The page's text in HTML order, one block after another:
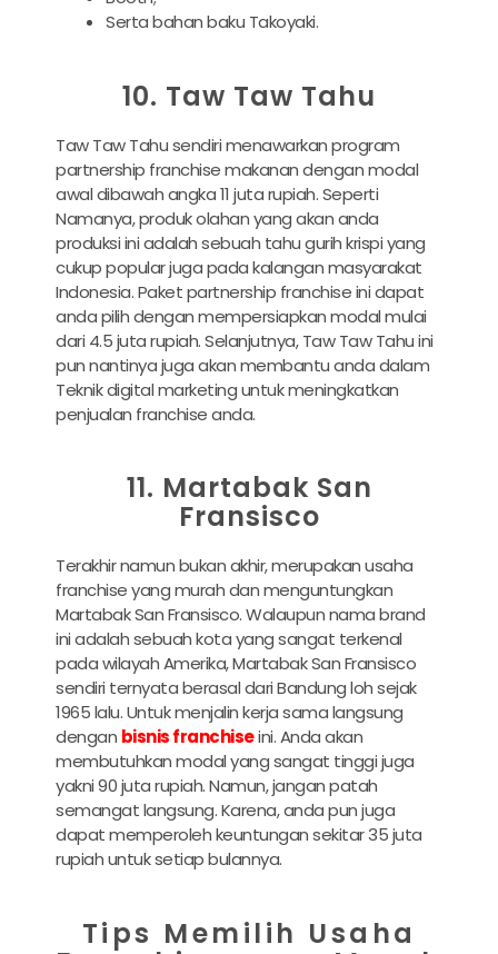
Serta bahan baku Takoyaki.
10. Taw Taw Tahu
Taw Taw Tahu sendiri menawarkan program
partnership franchise makanan dengan modal
awal dibawah angka 11 juta rupiah. Seperti
Namanya, produk olahan yang akan anda
produksi ini adalah sebuah tahu gurih krispi yang
cukup popular juga pada kalangan masyarakat
Indonesia. Paket partnership franchise ini dapat
anda pilih dengan mempersiapkan modal mulai
dari 4.5 juta rupiah. Selanjutnya, Taw Taw Tahu ini
pun nantinya juga akan membantu anda dalam
Teknik digital marketing untuk meningkatkan
penjualan franchise anda.
11. Martabak San
Fransisco
Terakhir namun bukan akhir, merupakan usaha
franchise yang murah dan menguntungkan
Martabak San Fransisco. Walaupun nama brand
ini adalah sebuah kota yang sangat terkenal
pada wilayah Amerika, Martabak San Fransisco
sendiri ternyata berasal dari Bandung loh sejak
1965 lalu. Untuk menjalin kerja sama langsung
dengan bisnis franchiseini. Anda akan
membutuhkan modal yang sangat tinggi juga
yakni 90 juta rupiah. Namun, jangan patah
semangat langsung. Karena, anda pun juga
dapat memperoleh keuntungan sekitar 35 juta
rupiah untuk setiap bulannya.
Tips Memilih Usaha